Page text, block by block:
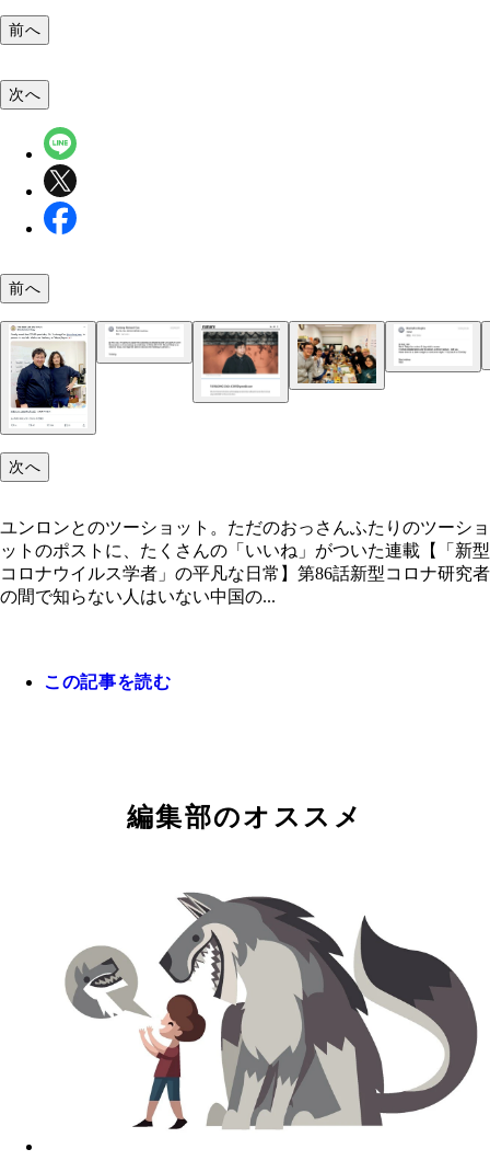
前へ
ール
新型コロナ変異株の性状解析の功績が認められ、
ンは、COVID predictorとして2022年の「Nature’s 10
年の10人）」に選出された
「ちょっとメシ行こーぜ」という軽いノリのメール
（左）白焼きとラヴィ。ラヴィは親日家であるが
白焼きは初めてだったらしい。（右）ラヴィと私
重。本当に「ちょっとメシ食いに来ました」とい
な軽いノリの食事だった
次へ
前へ
次へ
ユンロンとのツーショット。ただのおっさんふたりのツーショ
ットのポストに、たくさんの「いいね」がついた連載【「新型
コロナウイルス学者」の平凡な日常】第86話新型コロナ研究者
の間で知らない人はいない中国の...
この記事を読む
編集部のオススメ